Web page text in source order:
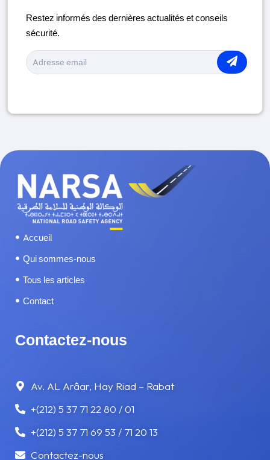
MÉDICAMENTS ET CONDUITE
PORT DU CASQUE
RAMADAN
SÉCURITÉ ROUTIÈRE
SOMNOLENCE ET FATIGUE
TRAMWAY
VOYAGE
Restez informés des dernières actualités et conseils
sécurité.
Accueil
Qui sommes-nous
Tous les articles
Contact
Contactez-nous
Av. AL Arâar, Hay Riad – Rabat
+(212) 5 37 71 22 80 / 01
+(212) 5 37 71 69 53 / 71 20 13
Contactez-nous